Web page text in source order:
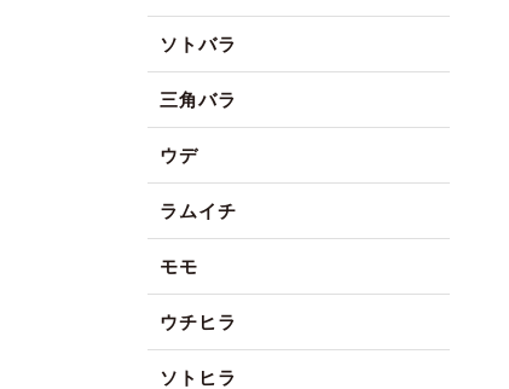
ソトバラ
三角バラ
ウデ
ラムイチ
モモ
ウチヒラ
ソトヒラ